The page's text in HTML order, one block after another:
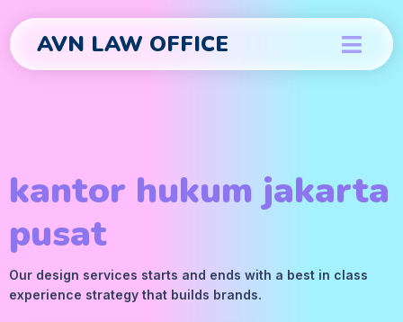
AVN LAW OFFICE
kantor hukum jakarta
pusat
Our design services starts and ends with a best in class
experience strategy that builds brands.